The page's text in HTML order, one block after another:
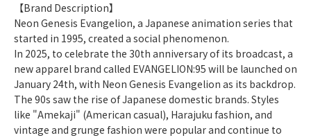
【Brand Description】
Neon Genesis Evangelion, a Japanese animation series that
started in 1995, created a social phenomenon.
In 2025, to celebrate the 30th anniversary of its broadcast, a
new apparel brand called EVANGELION:95 will be launched on
January 24th, with Neon Genesis Evangelion as its backdrop.
The 90s saw the rise of Japanese domestic brands. Styles
like "Amekaji" (American casual), Harajuku fashion, and
vintage and grunge fashion were popular and continue to